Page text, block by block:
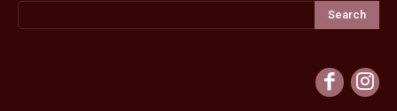
Search